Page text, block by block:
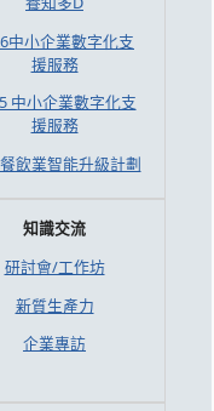
中小企業數字化支
援服務
中小企業數字化支
援服務
飲業智能升級計劃
知識交流
研討會/工作坊
新質生產力
企業專訪